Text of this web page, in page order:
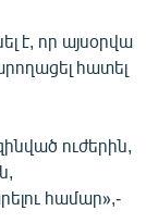
է, որ այսօրվա
հատել
ուժերին,
համար»,-